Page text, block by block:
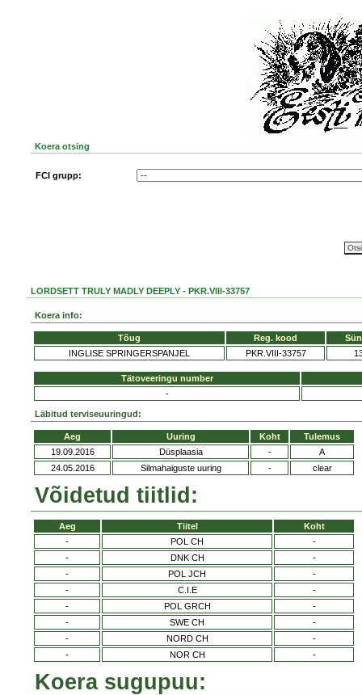
Koera otsing
FCI grupp:
LORDSETT TRULY MADLY DEEPLY - PKR.VIII-33757
Koera info:
Tõug Reg. kood
INGLISE SPRINGERSPANJEL
PKR.VIII-33757
Tätoveeringu number
-
Läbitud terviseuuringud:
Aeg Uuring Koht
Tulemus
19.09.2016
Düsplaasia -
A
24.05.2016
Silmahaiguste uuring - clear
Võidetud tiitlid:
Aeg Tiitel
Koht
-
POL CH
-
-
DNK CH
-
-
POL JCH
-
-
C.I.E
-
-
POL GRCH
-
-
SWE CH
-
-
NORD CH
-
-
NOR CH -
Koera sugupuu: